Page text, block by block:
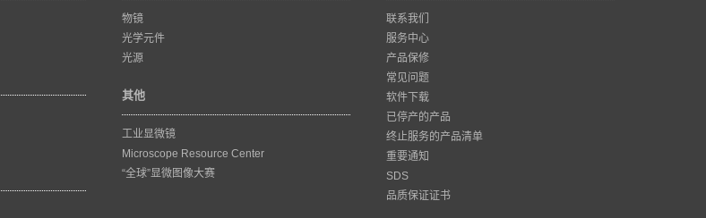
物镜
光学元件
光源
其他
工业显微镜
Microscope Resource Center
“全球”显微图像大赛
联系我们
服务中心
产品保修
常见问题
软件下载
已停产的产品
终止服务的产品清单
重要通知
SDS
品质保证证书